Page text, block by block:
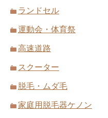
ランドセル
運動会・体育祭
高速道路
スクーター
脱毛・ムダ毛
家庭用脱毛器ケノン